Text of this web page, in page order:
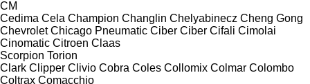
CM
Cedima Cela Champion Changlin Chelyabinecz Cheng Gong
Chevrolet Chicago Pneumatic Ciber Ciber Cifali Cimolai
Cinomatic Citroen Claas
Scorpion Torion
Clark Clipper Clivio Cobra Coles Collomix Colmar Colombo
Coltrax Comacchio